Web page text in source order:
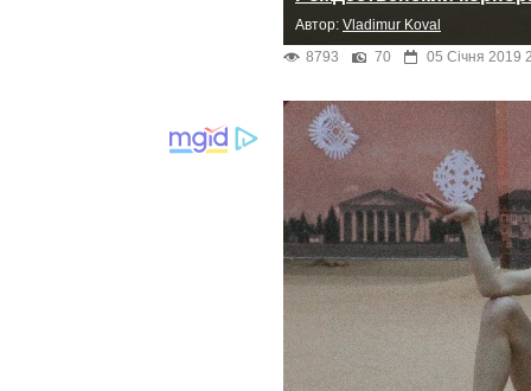
Автор: Vladimur Koval
8793
70 05 Січня 2019